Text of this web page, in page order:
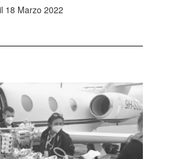
18 Marzo 2022